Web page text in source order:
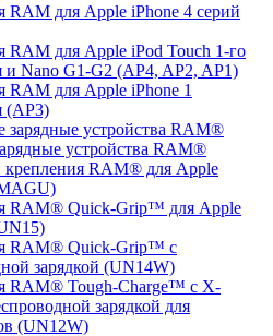
RAM для Apple iPhone 4 серий
RAM для Apple iPod Touch 1-го
и Nano G1-G2 (AP4, AP2, AP1)
RAM для Apple iPhone 1
(AP3)
устройства RAM®
крепления RAM® для Apple
RAM® Quick-Grip™ для Apple
RAM® Quick-Grip™ с
зарядкой (UN14W)
RAM® Tough-Charge™ с X-
зарядкой для
(UN12W)